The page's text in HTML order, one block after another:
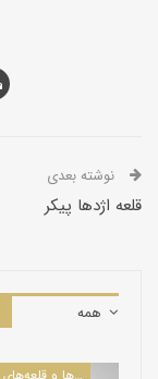
قلعه اژدها پیکر